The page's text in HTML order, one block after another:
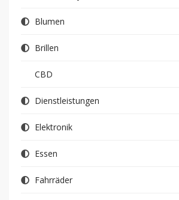
Blumen
Brillen
CBD
Dienstleistungen
Elektronik
Essen
Fahrräder